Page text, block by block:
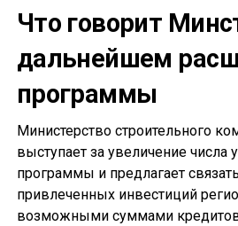
Что говорит
дальнейшем
программы
Министерство строительного
выступает за увеличение числа
программы и предлагает
привлеченных инвестиций
возможными суммами